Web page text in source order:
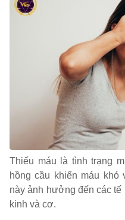
Thiếu máu là tình trạng
hồng cầu khiến máu khó
này ảnh hưởng đến các tế
kinh và cơ.